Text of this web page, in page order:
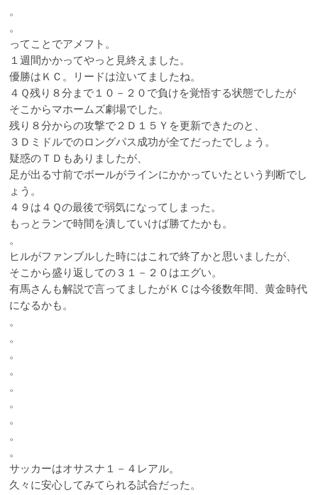
。
。
ってことでアメフト。
１週間かかってやっと見終えました。
優勝はＫＣ。リードは泣いてましたね。
４Ｑ残り８分まで１０－２０で負けを覚悟する状態でしたが
そこからマホームズ劇場でした。
残り８分からの攻撃で２Ｄ１５Ｙを更新できたのと、
３Ｄミドルでのロングパス成功が全てだったでしょう。
疑惑のＴＤもありましたが、
足が出る寸前でボールがラインにかかっていたという判断でし
ょう。
４９は４Ｑの最後で弱気になってしまった。
もっとランで時間を潰していけば勝てたかも。
。
ヒルがファンブルした時にはこれで終了かと思いましたが、
そこから盛り返しての３１－２０はエグい。
有馬さんも解説で言ってましたがＫＣは今後数年間、黄金時代
になるかも。
。
。
。
。
。
。
。
。
。
サッカーはオサスナ１－４レアル。
久々に安心してみてられる試合だった。